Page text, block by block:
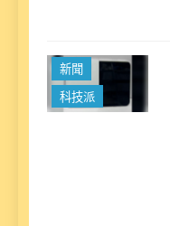
新聞
科技派